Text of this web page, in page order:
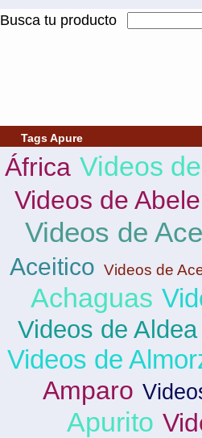
Busca tu producto
Tags Apure
África Videos
Videos de
Videos de
Aceitico Videos de
Achaguas
Videos de
Videos de
Amparo
Apurito